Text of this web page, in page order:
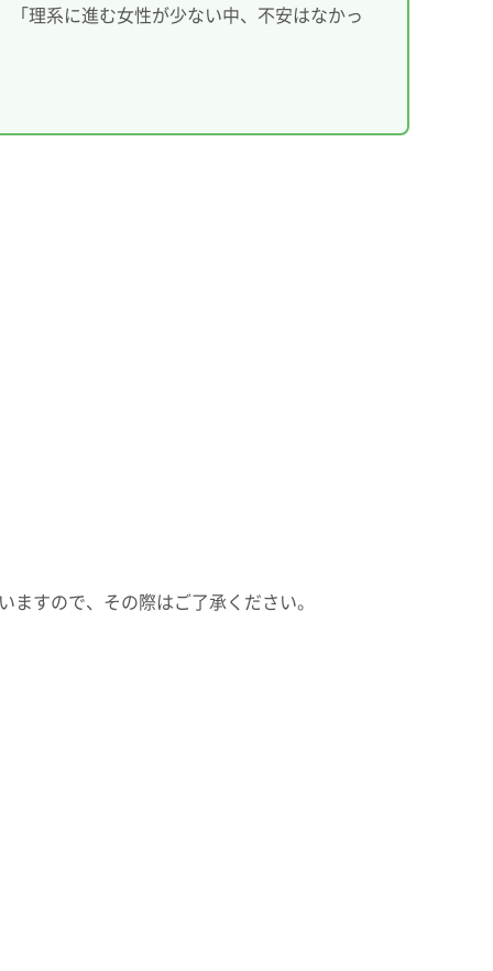
理系に進む女性が少ない中、不安はなかっ
すので、その際はご了承ください。